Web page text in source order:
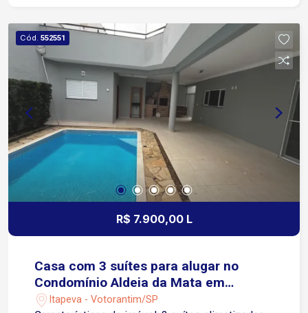
Cód. 552551
R$ 7.900,00 L
Casa com 3 suítes para alugar no
Condomínio Aldeia da Mata em
Votorantim/SP
Itapeva - Votorantim/SP